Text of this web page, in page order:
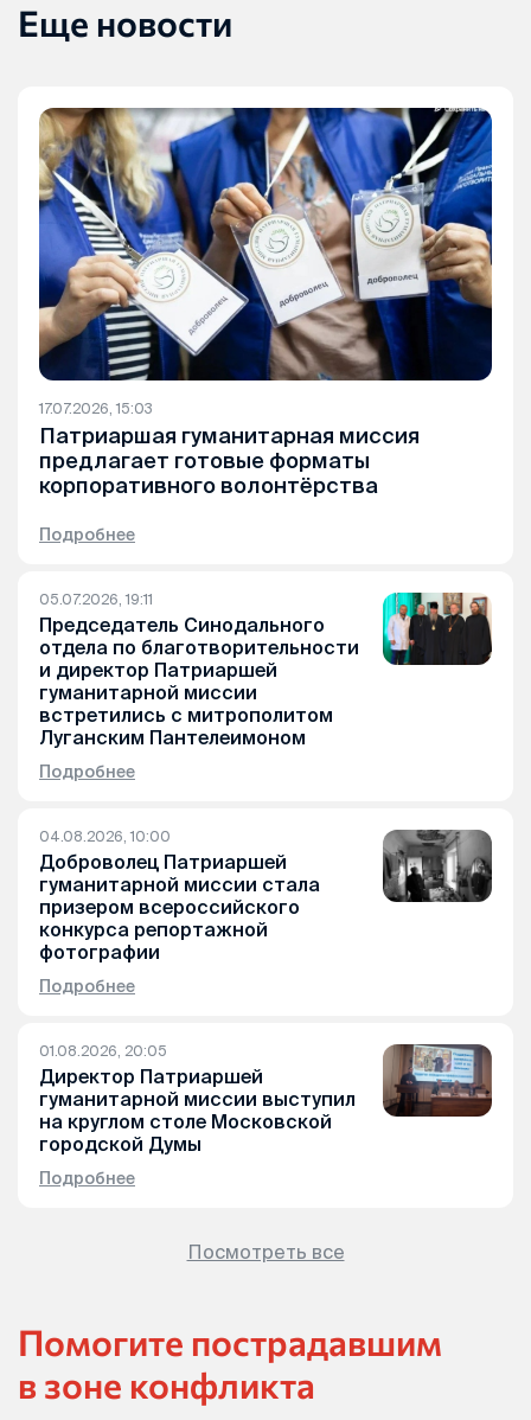
Еще новости
17.07.2026, 15:03
Патриаршая гуманитарная миссия
предлагает готовые форматы
корпоративного волонтёрства
Подробнее
05.07.2026, 19:11
Председатель Синодального
отдела по благотворительности
и директор Патриаршей
гуманитарной миссии
встретились с митрополитом
Луганским Пантелеимоном
Подробнее
04.08.2026, 10:00
Доброволец Патриаршей
гуманитарной миссии стала
призером всероссийского
конкурса репортажной
фотографии
Подробнее
01.08.2026, 20:05
Директор Патриаршей
гуманитарной миссии выступил
на круглом столе Московской
городской Думы
Подробнее
Посмотреть все
Помогите пострадавшим
в зоне конфликта